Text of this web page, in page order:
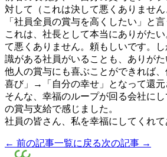
対して（これは決して悪くありませ
「社員全員の賞与を高くしたい」と
これは、社長として本当にありがた
て悪くありません。頼もしいです。
識がある社員がいることも、ありがた
他人の賞与にも喜ぶことができれば
喜び」→「自分の幸せ」となって還元
そんな、幸福のループが回る会社に
の賞与支給で感じました。
社員の皆さん、私を幸福にしてくれて
← 前の記事一覧に戻る次の記事 →